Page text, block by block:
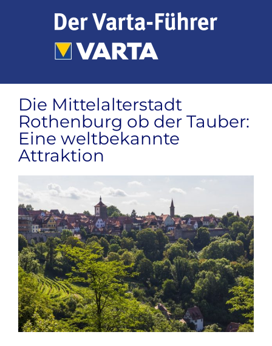
Die Mittelalterstadt
Rothenburg ob der Tauber:
Eine weltbekannte
Attraktion
Zeige
grösseres
Bild